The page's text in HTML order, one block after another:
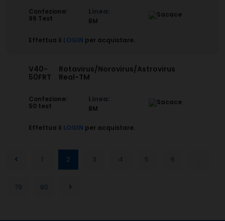
Confezione:
96 Test
Linea:
BM
Effettua il LOGIN per acquistare.
V40-
50FRT
Rotavirus/Norovirus/Astrovirus
Real-TM
Confezione:
50 test
Linea:
BM
Effettua il LOGIN per acquistare.
1 2 3 4 5 6 ...
79 80